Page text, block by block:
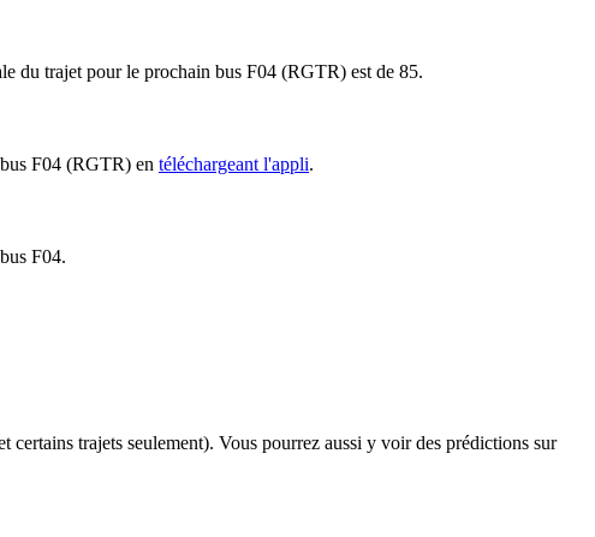
du trajet pour le prochain bus F04 (RGTR) est de 85.
F04 (RGTR) en téléchargeant l'appli.
F04.
certains trajets seulement). Vous pourrez aussi y voir des prédictions sur